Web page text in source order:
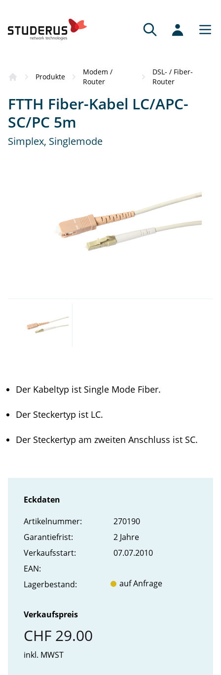
Produkte
Modem /
Router
DSL- / Fiber-
Router
FTTH Fiber-Kabel LC/APC-
SC/PC 5m
Simplex, Singlemode
Der Kabeltyp ist Single Mode Fiber.
Der Steckertyp ist LC.
Der Steckertyp am zweiten Anschluss ist SC.
Eckdaten
Artikel­nummer:
270190
Garantiefrist:
2 Jahre
Verkaufs­start:
07.07.2010
EAN:
Lager­bestand:
auf Anfrage
Verkaufspreis
CHF 29.00
inkl. MWST